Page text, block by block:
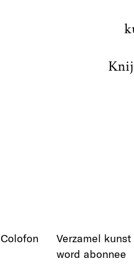
Colofon
Verzamel kunst
word abonnee